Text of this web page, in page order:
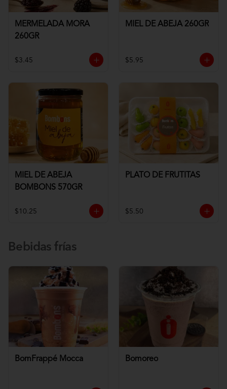
MERMELADA MORA
260GR
$3.45
MIEL DE ABEJA 260GR
$5.95
MIEL DE ABEJA
BOMBONS 570GR
$10.25
PLATO DE FRUTITAS
$5.50
Bebidas frías
BomFrappé Mocca Bomoreo